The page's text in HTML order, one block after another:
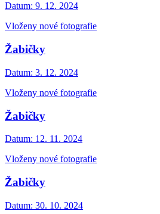
Datum: 9. 12. 2024
Vloženy nové fotografie
Žabičky
Datum: 3. 12. 2024
Vloženy nové fotografie
Žabičky
Datum: 12. 11. 2024
Vloženy nové fotografie
Žabičky
Datum: 30. 10. 2024